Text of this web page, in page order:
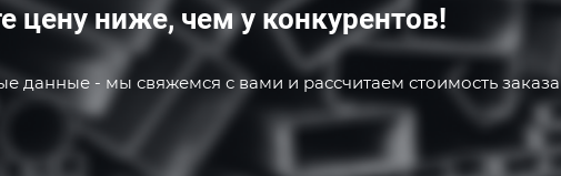
цену ниже, чем у конкурентов!
данные - мы свяжемся с вами и рассчитаем стоимость заказа